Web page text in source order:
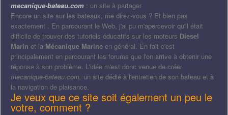
mecanique-bateau.com : un site à partager
Encore un site sur les bateaux, me direz-vous ? Et bien pas
exactement . En parcourant le Web, j'ai pu m'apercevoir qu'il était
difficile de trouver des tutoriels éducatifs sur les moteurs Diesel
Marin et la Mécanique Marine en général. En fait c'est
principalement en parcourant les forums que l'on arrive à obtenir une
réponse à son problème. L'idée m'est donc venue de créer
mecanique-bateau.com, un site dédié à l'entretien de son bateau et à
la navigation de plaisance.
Je veux que ce site soit également un peu le
votre, comment ?